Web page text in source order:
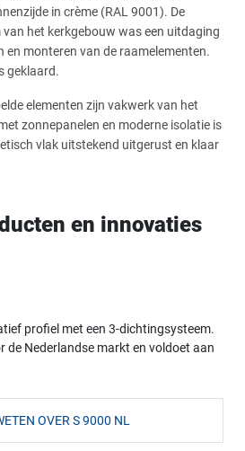
in crème (RAL 9001). De
het kerkgebouw was een uitdaging
en monteren van de raamelementen.
geklaard.
elementen zijn vakwerk van het
zonnepanelen en moderne isolatie is
vlak uitstekend uitgerust en klaar
en innovaties
profiel met een 3-dichtingsysteem.
de Nederlandse markt en voldoet aan
OVER S 9000 NL